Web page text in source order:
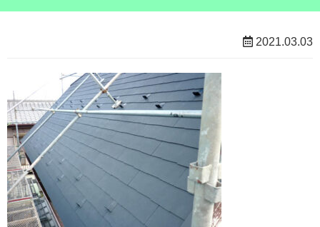
2021.03.03